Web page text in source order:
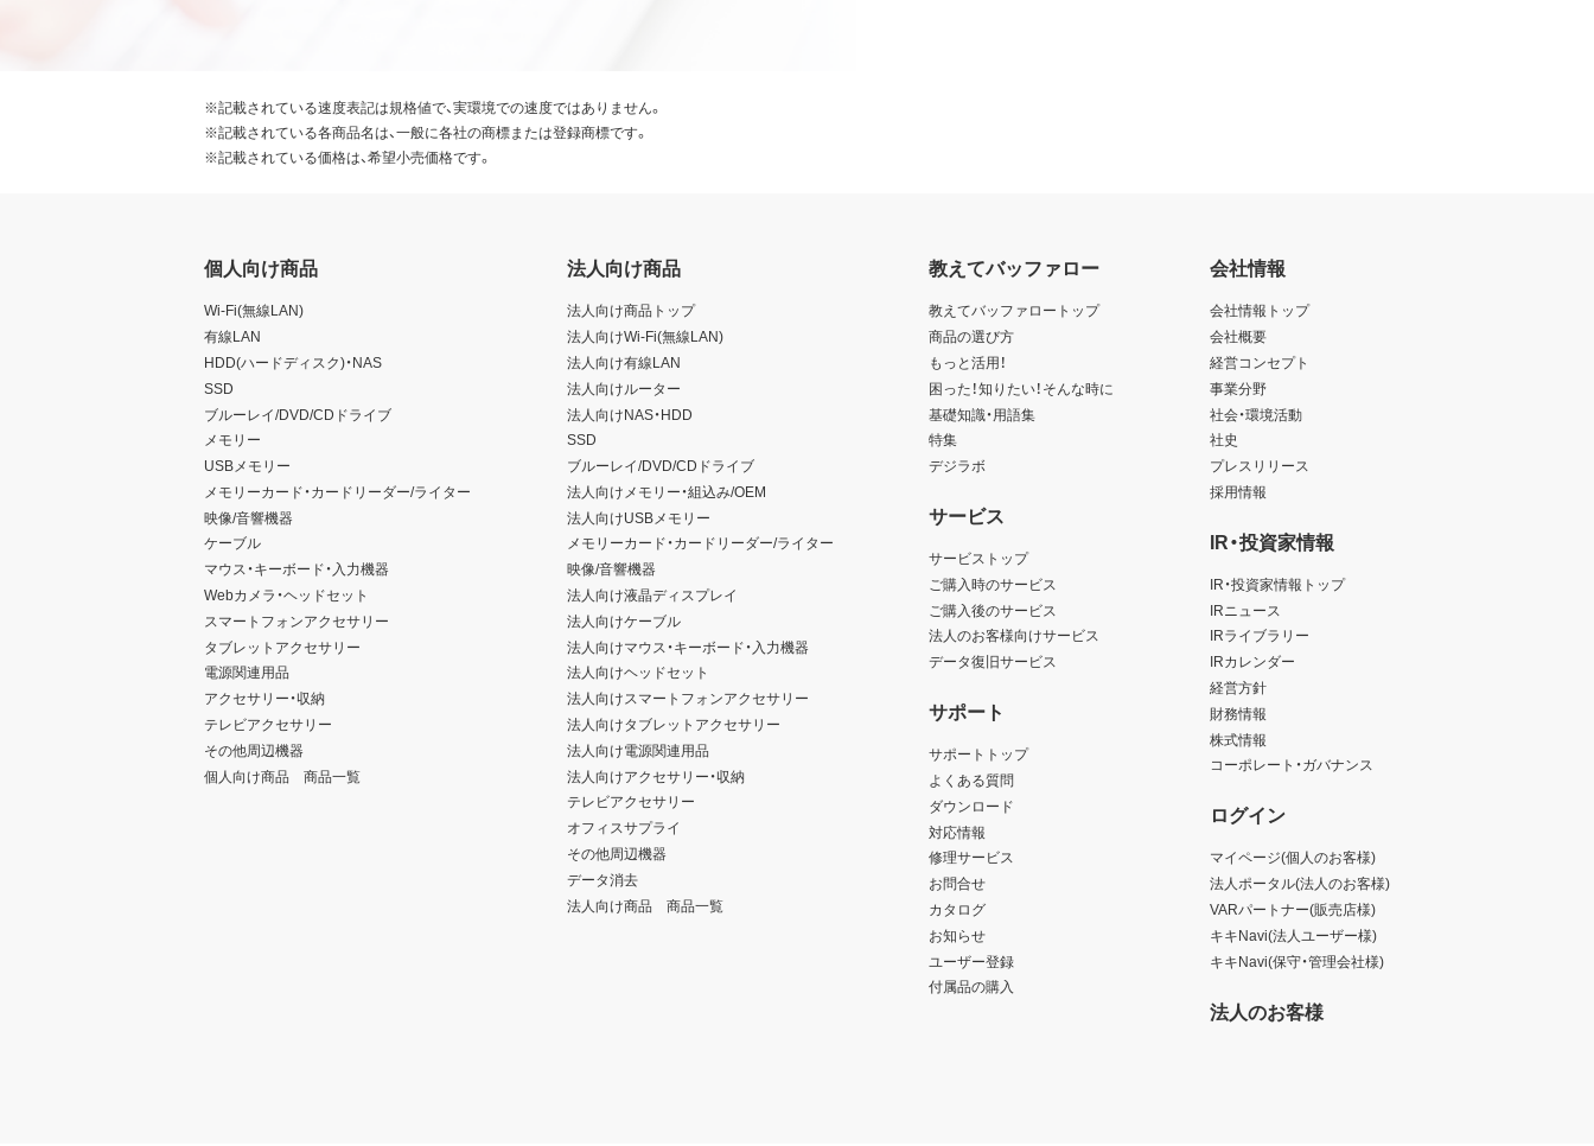
※記載されている速度表記は規格値で、実環境での速度ではありません。
※記載されている各商品名は、一般に各社の商標または登録商標です。
※記載されている価格は、希望小売価格です。
個人向け商品
Wi-Fi(無線LAN)
有線LAN
HDD(ハードディスク)・NAS
SSD
ブルーレイ/DVD/CDドライブ
メモリー
USBメモリー
メモリーカード・カードリーダー/ライター
映像/音響機器
ケーブル
マウス・キーボード・入力機器
Webカメラ・ヘッドセット
スマートフォンアクセサリー
タブレットアクセサリー
電源関連用品
アクセサリー・収納
テレビアクセサリー
その他周辺機器
個人向け商品 商品一覧
法人向け商品
法人向け商品トップ
法人向けWi-Fi(無線LAN)
法人向け有線LAN
法人向けルーター
法人向けNAS・HDD
SSD
ブルーレイ/DVD/CDドライブ
法人向けメモリー・組込み/OEM
法人向けUSBメモリー
メモリーカード・カードリーダー/ライター
映像/音響機器
法人向け液晶ディスプレイ
法人向けケーブル
法人向けマウス・キーボード・入力機器
法人向けヘッドセット
法人向けスマートフォンアクセサリー
法人向けタブレットアクセサリー
法人向け電源関連用品
法人向けアクセサリー・収納
テレビアクセサリー
オフィスサプライ
その他周辺機器
データ消去
法人向け商品 商品一覧
教えてバッファロー
教えてバッファロートップ
商品の選び方
もっと活用！
困った！知りたい！そんな時に
基礎知識・用語集
特集
デジラボ
サービス
サービストップ
ご購入時のサービス
ご購入後のサービス
法人のお客様向けサービス
データ復旧サービス
サポート
サポートトップ
よくある質問
ダウンロード
対応情報
修理サービス
お問合せ
カタログ
お知らせ
ユーザー登録
付属品の購入
会社情報
会社情報トップ
会社概要
経営コンセプト
事業分野
社会・環境活動
社史
プレスリリース
採用情報
IR・投資家情報
IR・投資家情報トップ
IRニュース
IRライブラリー
IRカレンダー
経営方針
財務情報
株式情報
コーポレート・ガバナンス
ログイン
マイページ(個人のお客様)
法人ポータル(法人のお客様)
VARパートナー(販売店様)
キキNavi(法人ユーザー様)
キキNavi(保守・管理会社様)
法人のお客様